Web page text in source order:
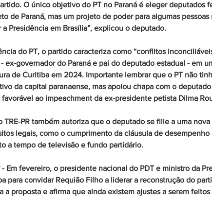
O único objetivo do PT no Paraná é eleger deputados
de Paraná, mas um projeto de poder para algumas
Presidência em Brasília”, explicou o deputado.
do PT, o partido caracteriza como “conflitos
ex-governador do Paraná e pai do deputado estadual - em
de Curitiba em 2024. Importante lembrar que o PT não
da capital paranaense, mas apoiou chapa com o
favorável ao impeachment da ex-presidente petista Dilma
TRE-PR também autoriza que o deputado se filie a uma
legais, como o cumprimento da cláusula de
a tempo de televisão e fundo partidário.
- Em fevereiro, o presidente nacional do PDT e ministro da
para convidar Requião Filho a liderar a reconstrução do
a proposta e afirma que ainda existem ajustes a serem